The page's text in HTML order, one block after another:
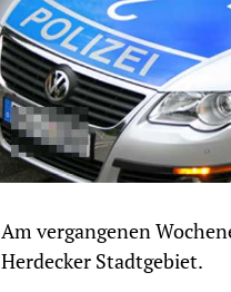
Am vergangenen
Herdecker Stadtgebiet.